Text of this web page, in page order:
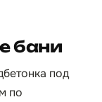
бани
под
по